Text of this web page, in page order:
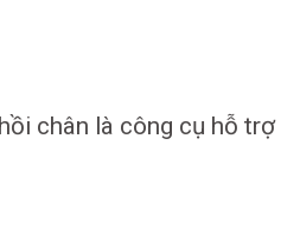
chân là công cụ hỗ trợ